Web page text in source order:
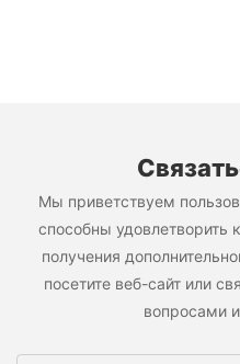
Мы приветствуем
способны удовлетворить
получения
посетите веб-сайт или
вопросами